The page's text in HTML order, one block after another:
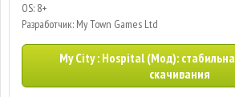
OS: 8+
Разработчик: My Town Games Ltd
My City : Hospital (Мод):
скачивания